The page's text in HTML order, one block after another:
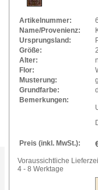
Artikelnummer:
Name/Provenienz:
Ursprungsland:
Größe:
Alter:
Flor:
Musterung:
Grundfarbe:
Bemerkungen:
Preis (inkl. MwSt.):
Voraussichtliche
4 - 8 Werktage